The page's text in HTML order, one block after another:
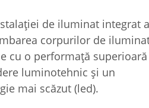
de iluminat integrat a
corpurilor de
cu o performață superioară
luminotehnic și un
mai scăzut (led).